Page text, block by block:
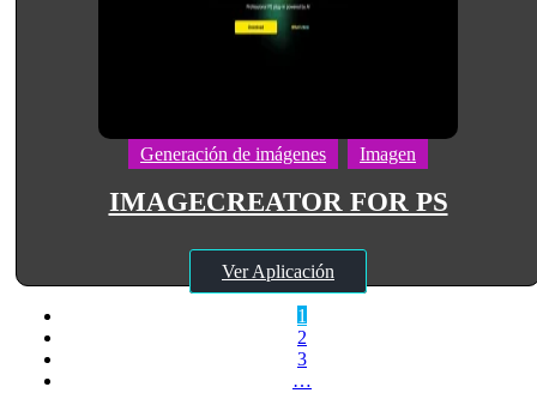
Generación de imágenes Imagen
IMAGECREATOR FOR PS
Ver Aplicación
1
2
3
…